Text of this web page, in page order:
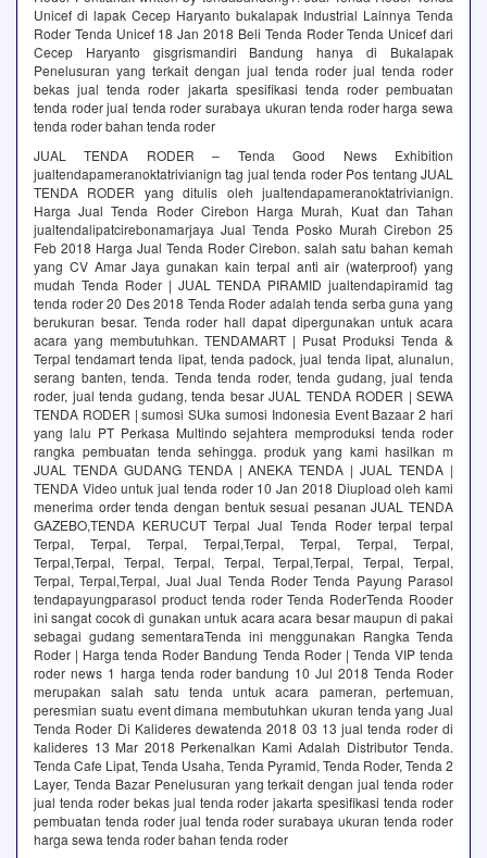
Unicef di lapak Cecep Haryanto bukalapak Industrial Lainnya Tenda
Roder Tenda Unicef 18 Jan 2018 Beli Tenda Roder Tenda Unicef dari
Cecep Haryanto gisgrismandiri Bandung hanya di Bukalapak
Penelusuran yang terkait dengan jual tenda roder jual tenda roder
bekas jual tenda roder jakarta spesifikasi tenda roder pembuatan
tenda roder jual tenda roder surabaya ukuran tenda roder harga sewa
tenda roder bahan tenda roder
JUAL TENDA RODER – Tenda Good News Exhibition
jualtendapameranoktatrivianign tag jual tenda roder Pos tentang JUAL
TENDA RODER yang ditulis oleh jualtendapameranoktatrivianign.
Harga Jual Tenda Roder Cirebon Harga Murah, Kuat dan Tahan
jualtendalipatcirebonamarjaya Jual Tenda Posko Murah Cirebon 25
Feb 2018 Harga Jual Tenda Roder Cirebon. salah satu bahan kemah
yang CV Amar Jaya gunakan kain terpal anti air (waterproof) yang
mudah Tenda Roder | JUAL TENDA PIRAMID jualtendapiramid tag
tenda roder 20 Des 2018 Tenda Roder adalah tenda serba guna yang
berukuran besar. Tenda roder hall dapat dipergunakan untuk acara
acara yang membutuhkan. TENDAMART | Pusat Produksi Tenda &
Terpal tendamart tenda lipat, tenda padock, jual tenda lipat, alunalun,
serang banten, tenda. Tenda tenda roder, tenda gudang, jual tenda
roder, jual tenda gudang, tenda besar JUAL TENDA RODER | SEWA
TENDA RODER | sumosi SUka sumosi Indonesia Event Bazaar 2 hari
yang lalu PT Perkasa Multindo sejahtera memproduksi tenda roder
rangka pembuatan tenda sehingga. produk yang kami hasilkan m
JUAL TENDA GUDANG TENDA | ANEKA TENDA | JUAL TENDA |
TENDA Video untuk jual tenda roder 10 Jan 2018 Diupload oleh kami
menerima order tenda dengan bentuk sesuai pesanan JUAL TENDA
GAZEBO,TENDA KERUCUT Terpal Jual Tenda Roder terpal terpal
Terpal, Terpal, Terpal, Terpal,Terpal, Terpal, Terpal, Terpal,
Terpal,Terpal, Terpal, Terpal, Terpal, Terpal,Terpal, Terpal, Terpal,
Terpal, Terpal,Terpal, Jual Jual Tenda Roder Tenda Payung Parasol
tendapayungparasol product tenda roder Tenda RoderTenda Rooder
ini sangat cocok di gunakan untuk acara acara besar maupun di pakai
sebagai gudang sementaraTenda ini menggunakan Rangka Tenda
Roder | Harga tenda Roder Bandung Tenda Roder | Tenda VIP tenda
roder news 1 harga tenda roder bandung 10 Jul 2018 Tenda Roder
merupakan salah satu tenda untuk acara pameran, pertemuan,
peresmian suatu event dimana membutuhkan ukuran tenda yang Jual
Tenda Roder Di Kalideres dewatenda 2018 03 13 jual tenda roder di
kalideres 13 Mar 2018 Perkenalkan Kami Adalah Distributor Tenda.
Tenda Cafe Lipat, Tenda Usaha, Tenda Pyramid, Tenda Roder, Tenda 2
Layer, Tenda Bazar Penelusuran yang terkait dengan jual tenda roder
jual tenda roder bekas jual tenda roder jakarta spesifikasi tenda roder
pembuatan tenda roder jual tenda roder surabaya ukuran tenda roder
harga sewa tenda roder bahan tenda roder